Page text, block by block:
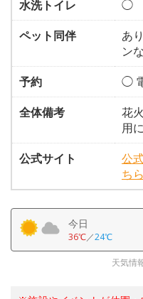
水洗トイレ
◯
ペット同伴
あ
ン
予約
◯
全体備考
花
用
公式サイト
公
ちら
今日
36℃／24℃
天気情